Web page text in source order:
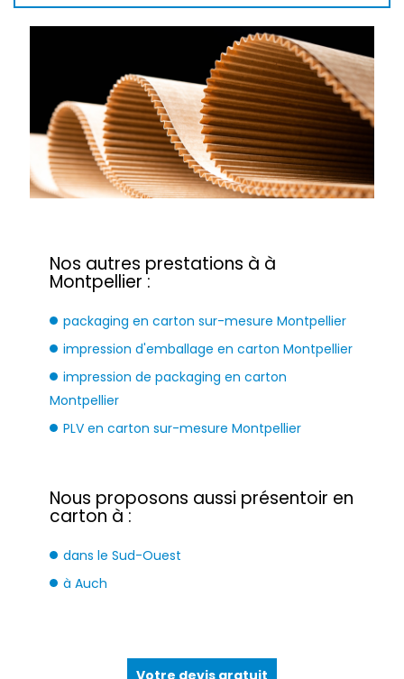
Nos autres prestations à à
Montpellier :
packaging en carton sur-mesure Montpellier
impression d'emballage en carton Montpellier
impression de packaging en carton
Montpellier
PLV en carton sur-mesure Montpellier
Nous proposons aussi présentoir en
carton à :
dans le Sud-Ouest
à Auch
Votre devis gratuit